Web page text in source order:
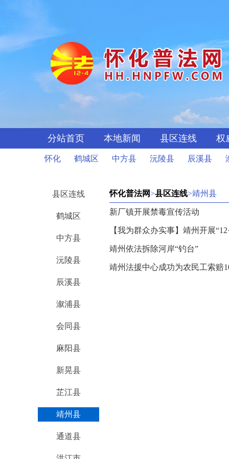
分站首页 本地新闻 县区连线 权
怀化 鹤城区 中方县 沅陵县 辰溪县
县区连线
鹤城区
中方县
沅陵县
辰溪县
溆浦县
会同县
麻阳县
新晃县
芷江县
靖州县
通道县
怀化普法网>县区连线>靖州县
新厂镇开展禁毒宣传活动
【我为群众办实事】靖州开展
靖州依法拆除河岸“钓台”
靖州法援中心成功为农民工索赔